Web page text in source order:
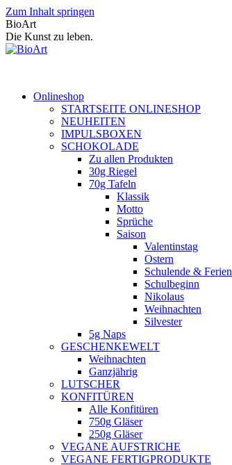
Zum Inhalt springen
BioArt
Die Kunst zu leben.
Onlineshop
STARTSEITE ONLINESHOP
NEUHEITEN
IMPULSBOXEN
SCHOKOLADE
Zu allen Produkten
30g Riegel
70g Tafeln
Klassik
Motto
Sprüche
Saison
Valentinstag
Ostern
Schulende & Ferien
Schulbeginn
Nikolaus
Weihnachten
Silvester
5g Naps
GESCHENKEWELT
Weihnachten
Ganzjährig
LUTSCHER
KONFITÜREN
Alle Konfitüren
750g Gläser
250g Gläser
VEGANE AUFSTRICHE
VEGANE FERTIGPRODUKTE